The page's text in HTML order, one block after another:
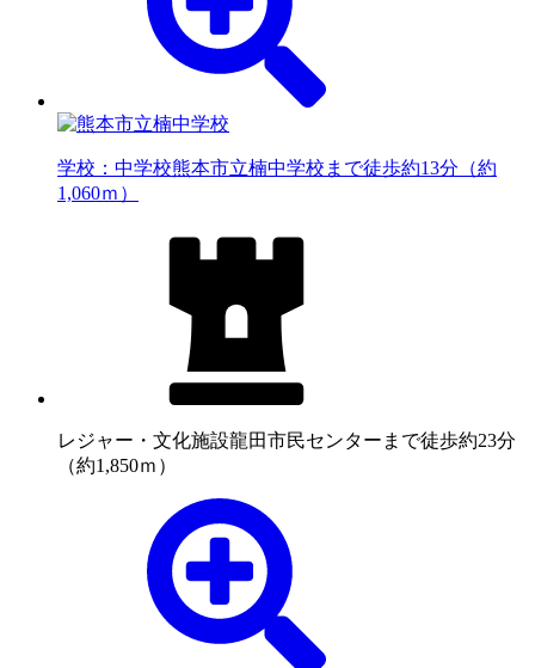
学校：中学校熊本市立楠中学校まで徒歩約13分（約
1,060ｍ）
レジャー・文化施設龍田市民センターまで徒歩約23分
（約1,850ｍ）